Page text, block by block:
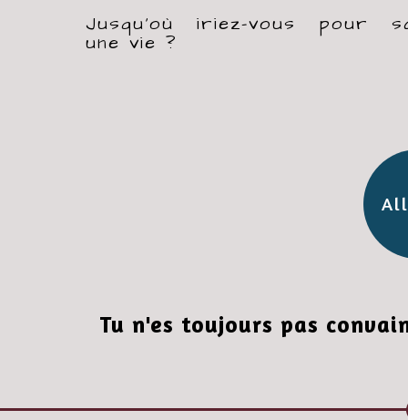
Jusqu’où iriez-vous pour
une vie ?
Tu n'es toujours pas